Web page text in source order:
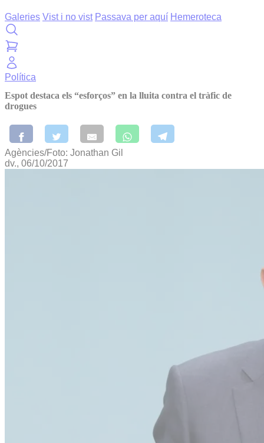
Galeries Vist i no vist Passava per aquí Hemeroteca
Política
Espot destaca els “esforços” en la lluita contra el tràfic de
drogues
Agències/Foto: Jonathan Gil
dv., 06/10/2017